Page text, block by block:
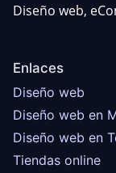
Diseño web,
Enlaces
Diseño web
Diseño web en
Diseño web en
Tiendas online